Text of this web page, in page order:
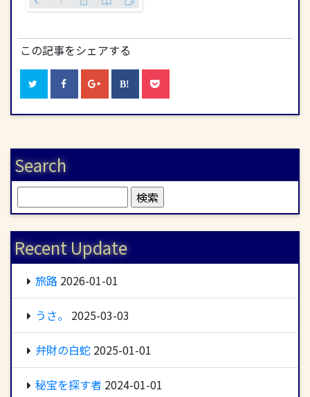
この記事をシェアする
Search
索:
Recent Update
旅路 2026-01-01
うさ。 2025-03-03
弁財の白蛇 2025-01-01
秘宝を探す者 2024-01-01